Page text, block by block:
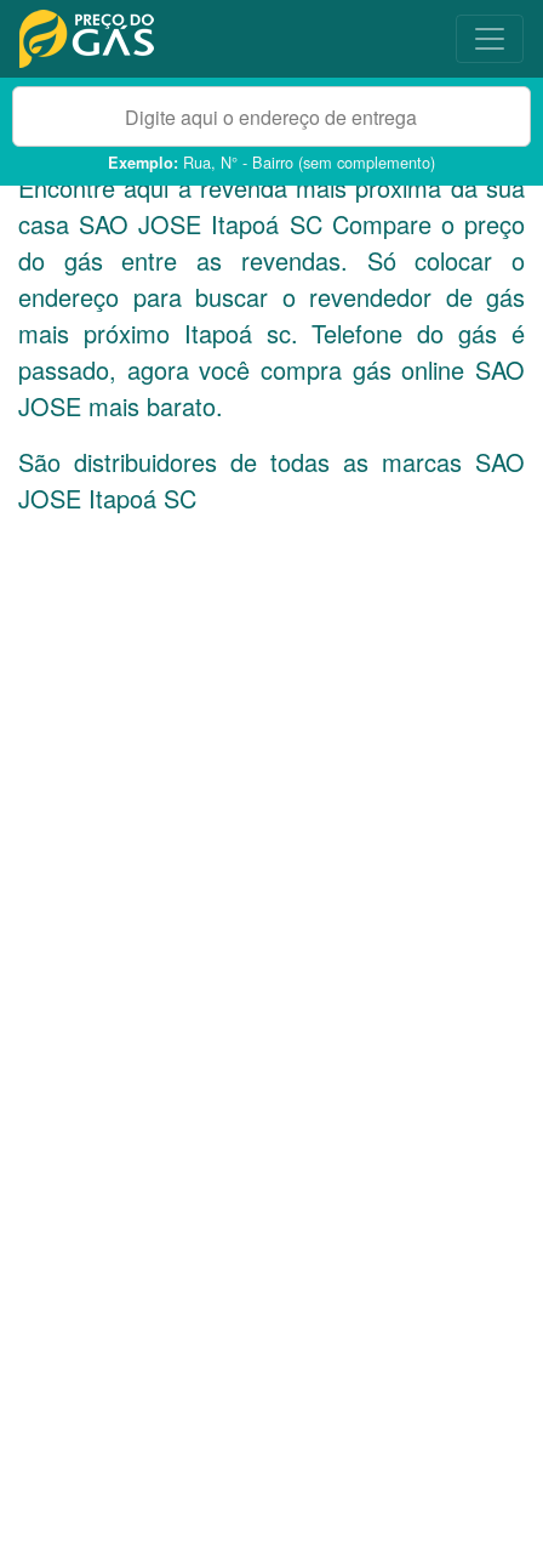
Exemplo: Rua, N° - Bairro (sem complemento)
Encontre aqui a revenda mais próxima da sua
casa SAO JOSE Itapoá SCCompare o preço
do gás entre as revendas. Só colocar o
endereço para buscar o revendedor de gás
mais próximo Itapoá sc. Telefone do gás é
passado, agora você compra gás online SAO
JOSE mais barato.
São distribuidores de todas as marcas SAO
JOSE Itapoá SC